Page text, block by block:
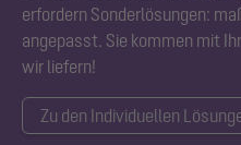
erfordern Sonderlösungen:
angepasst. Sie kommen mit
wir liefern!
Zu den Individuellen